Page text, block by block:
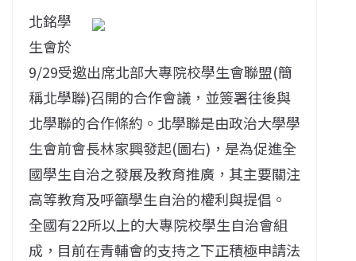
北銘學
生會於
9/29受邀出席北部大專院校學生會聯盟(簡
稱北學聯)召開的合作會議，並簽署往後與
北學聯的合作條約。北學聯是由政治大學學
生會前會長林家興發起(圖右)，是為促進全
國學生自治之發展及教育推廣，其主要關注
高等教育及呼籲學生自治的權利與提倡。
全國有22所以上的大專院校學生自治會組
成，目前在青輔會的支持之下正積極申請法